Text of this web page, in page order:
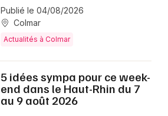
Publié le 04/08/2026
Colmar
Actualités à Colmar
5 idées sympa pour ce week-
end dans le Haut-Rhin du 7
au 9 août 2026